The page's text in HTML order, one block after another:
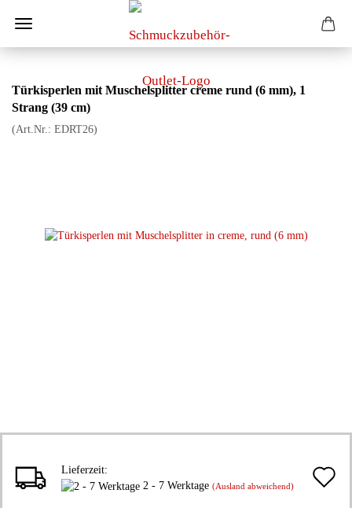
Türkisperlen mit Muschelsplitter creme rund (6 mm), 1
Strang (39 cm)
(Art.Nr.: EDRT26)
Lieferzeit:
2 - 7 Werktage (Ausland abweichend)